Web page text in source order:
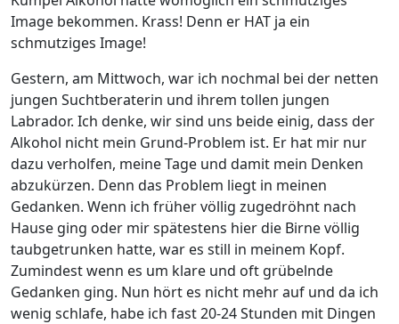
Image bekommen. Krass! Denn er HAT ja ein
schmutziges Image!
Gestern, am Mittwoch, war ich nochmal bei der netten
jungen Suchtberaterin und ihrem tollen jungen
Labrador. Ich denke, wir sind uns beide einig, dass der
Alkohol nicht mein Grund-Problem ist. Er hat mir nur
dazu verholfen, meine Tage und damit mein Denken
abzukürzen. Denn das Problem liegt in meinen
Gedanken. Wenn ich früher völlig zugedröhnt nach
Hause ging oder mir spätestens hier die Birne völlig
taubgetrunken hatte, war es still in meinem Kopf.
Zumindest wenn es um klare und oft grübelnde
Gedanken ging. Nun hört es nicht mehr auf und da ich
wenig schlafe, habe ich fast 20-24 Stunden mit Dingen